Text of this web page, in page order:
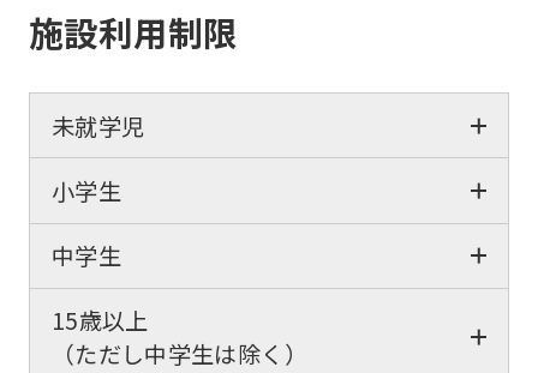
施設利用制限
未就学児
小学生
中学生
15歳以上
（ただし中学生は除く）